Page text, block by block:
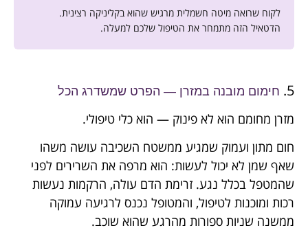
לקוח שרואה מיטה חשמלית מרגיש שהוא בקליניקה רצינית.
הדטאיל הזה מתמחר את הטיפול שלכם למעלה.
5. חימום מובנה במזרן — הפרט שמשדרג הכל
מזרן מחומם הוא לא פינוק — הוא כלי טיפולי.
חום מתון ועמוק שמגיע ממשטח השכיבה עושה משהו
שאף שמן לא יכול לעשות: הוא מרפה את השרירים לפני
שהמטפל בכלל נגע. זרימת הדם עולה, הרקמות נעשות
רכות ומוכנות לטיפול, והמטופל נכנס לרגיעה עמוקה
ממשנה שניות ספורות מהרגע שהוא שוכב.